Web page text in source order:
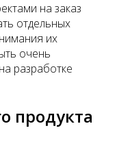
на заказ
отдельных
их
очень
разработке
продукта